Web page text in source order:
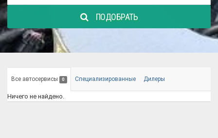
ПОДОБРАТЬ
Все автосервисы 0 Специализированные Дилеры
Ничего не найдено.